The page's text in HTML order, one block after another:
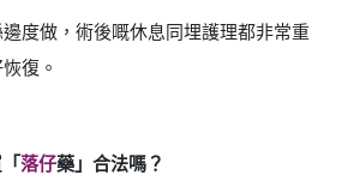
度做，術後嘅休息同埋護理都非常重
復。
落仔藥」合法嗎？